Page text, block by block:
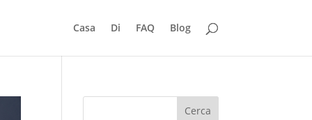
Casa Di FAQ Blog
Cerca